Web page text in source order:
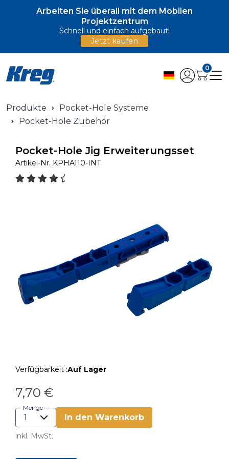
Arbeiten Sie überall mit dem Mobilen
Projektzentrum
Schnell und einfach aufgebaut!
Jetzt kaufen
0
Produkte
Pocket-Hole Systeme
Pocket-Hole Zubehör
Pocket-Hole Jig Erweiterungsset
Artikel-Nr. KPHA110-INT
Verfügbarkeit :Auf Lager
7,70 €
Menge
In den Warenkorb
inkl. MwSt.